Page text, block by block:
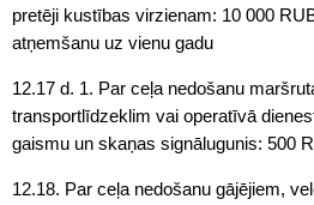
pretēji kustības virzienam: 10 000
atņemšanu uz vienu gadu
12.17 d. 1. Par ceļa nedošanu
transportlīdzeklim vai operatīvā
gaismu un skaņas signālugunis: 500
12.18. Par ceļa nedošanu gājējiem,